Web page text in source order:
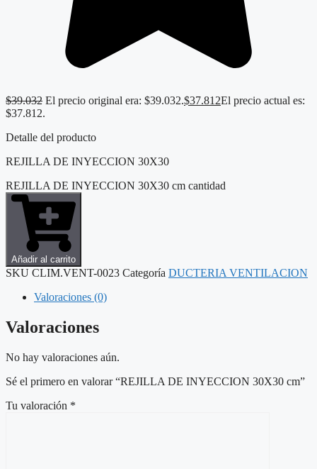
$39.032 El precio original era: $39.032.$37.812El precio actual es:
$37.812.
Detalle del producto
REJILLA DE INYECCION 30X30
REJILLA DE INYECCION 30X30 cm cantidad
Añadir al carrito
SKU CLIM.VENT-0023 Categoría DUCTERIA VENTILACION
Valoraciones (0)
Valoraciones
No hay valoraciones aún.
Sé el primero en valorar “REJILLA DE INYECCION 30X30 cm”
Tu valoración *